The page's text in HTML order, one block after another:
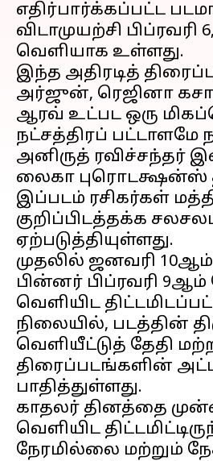
எதிர்பார்க்கப்பட்ட
விடாமுயற்சி பிப்ரவரி
வெளியாக உள்ளது.
இந்த அதிரடித்
அர்ஜுன், ரெஜினா
ஆரவ் உட்பட ஒரு
நட்சத்திரப் பட்டாளமே
அனிருத் ரவிச்சந்தர்
லைகா புரொடக்ஷன்ஸ்
இப்படம் ரசிகர்கள்
குறிப்பிடத்தக்க
ஏற்படுத்தியுள்ளது.
முதலில் ஜனவரி 10ஆம்
பின்னர் பிப்ரவரி 9ஆம்
வெளியிட
நிலையில், படத்தின்
வெளியீட்டுத் தேதி
திரைப்படங்களின்
பாதித்துள்ளது.
காதலர் தினத்தை
வெளியிட
நேரமில்லை மற்றும்